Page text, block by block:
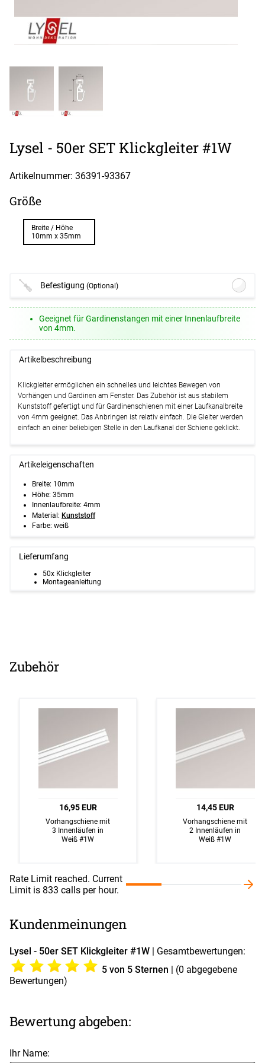
Lysel - 50er SET Klickgleiter #1W
Artikelnummer: 36391-93367
Größe
Breite / Höhe
10mm x 35mm
Befestigung(Optional)
Grau #1W (ab +15,95 EUR)
Optionen verfügbar, bitte konfigurieren.
Vorhangschiene mit 2 Innenläufen in
(ab +13,45 EUR)
Optionen verfügbar, bitte konfigurieren.
Vorhangschiene mit 4 Innenläufen in
Grau #1W(ab +19,95 EUR)
Optionen verfügbar, bitte konfigurieren.
Geeignet für Gardinenstangen mit einer Innenlaufbreite
von 4mm.
Artikelbeschreibung
Klickgleiter ermöglichen ein schnelles und leichtes Bewegen von
Vorhängen und Gardinen am Fenster. Das Zubehör ist aus stabilem
Kunststoff gefertigt und für Gardinenschienen mit einer Laufkanalbreite
von 4mm geeignet. Das Anbringen ist relativ einfach. Die Gleiter werden
einfach an einer beliebigen Stelle in den Laufkanal der Schiene geklickt.
Artikeleigenschaften
Breite: 10mm
Höhe: 35mm
Innenlaufbreite: 4mm
Material: Kunststoff
Farbe: weiß
Lieferumfang
50x Klickgleiter
Montageanleitung
Zubehör
16,95 EUR
Vorhangschiene mit
3 Innenläufen in
Weiß #1W
14,45 EUR
Vorhangschiene mit
2 Innenläufen in
Weiß #1W
Rate Limit reached. Current
Limit is 833 calls per hour.
Kundenmeinungen
Lysel - 50er SET Klickgleiter #1W | Gesamtbewertungen:
5von 5 Sternen | (0 abgegebene
Bewertungen)
Bewertung abgeben:
Ihr Name: